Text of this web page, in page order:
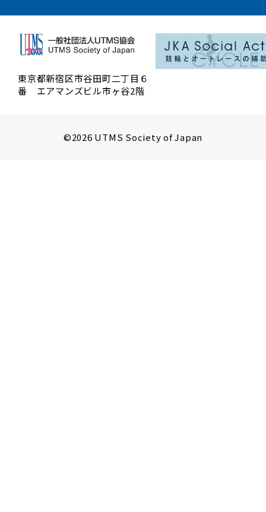
東京都新宿区市谷田町二丁目６
番 エアマンズビル市ヶ谷2階
©2026 UTMS Society of Japan